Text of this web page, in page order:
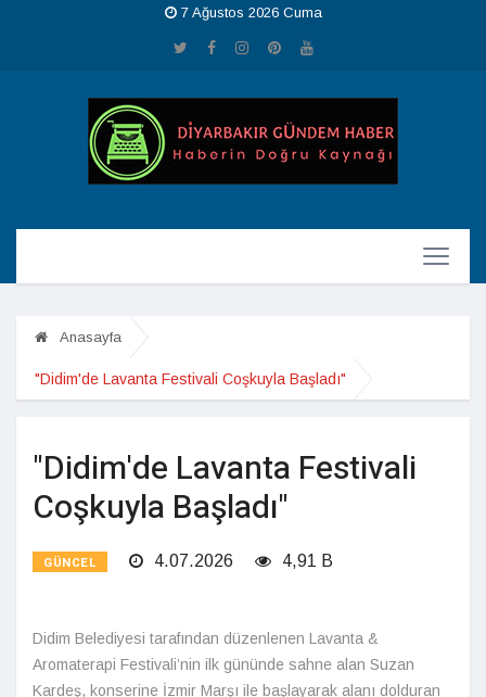
7 Ağustos 2026 Cuma
Anasayfa
"Didim'de Lavanta Festivali Coşkuyla Başladı"
"Didim'de Lavanta Festivali
Coşkuyla Başladı"
GÜNCEL 4.07.2026 4,91 B
Didim Belediyesi tarafından düzenlenen Lavanta &
Aromaterapi Festivali’nin ilk gününde sahne alan Suzan
Kardeş, konserine İzmir Marşı ile başlayarak alanı dolduran